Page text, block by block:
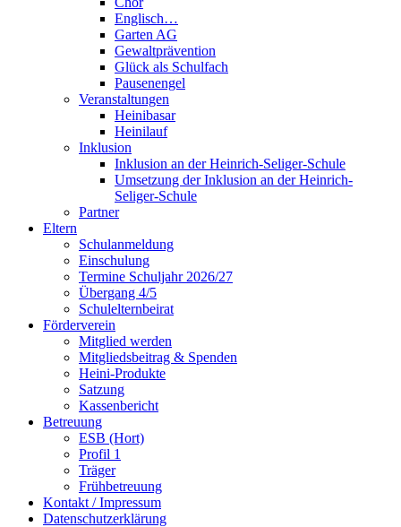
Englisch…
Garten AG
Gewaltprävention
Glück als Schulfach
Pausenengel
Veranstaltungen
Heinibasar
Heinilauf
Inklusion
Inklusion an der Heinrich-Seliger-Schule
Umsetzung der Inklusion an der Heinrich-
Seliger-Schule
Partner
Eltern
Schulanmeldung
Einschulung
Termine Schuljahr 2026/27
Übergang 4/5
Schulelternbeirat
Förderverein
Mitglied werden
Mitgliedsbeitrag & Spenden
Heini-Produkte
Satzung
Kassenbericht
Betreuung
ESB (Hort)
Profil 1
Träger
Frühbetreuung
Kontakt / Impressum
Datenschutzerklärung